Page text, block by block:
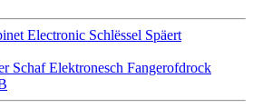
Electronic Schlëssel Späert
Schaf Elektronesch Fangerofdrock